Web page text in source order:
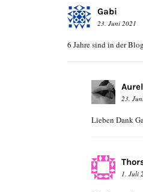
Gabi
23. Juni 2021
6 Jahre sind in der
23.
Lieben Dank
1. Juli